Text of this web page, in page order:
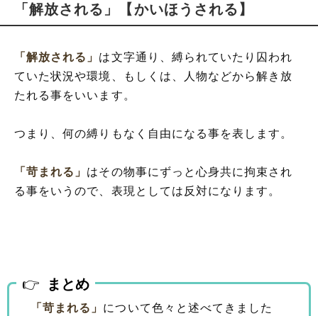
「解放される」【かいほうされる】
「解放される」 は文字通り、縛られていたり囚われ
ていた状況や環境、もしくは、人物などから解き放
たれる事をいいます。
つまり、何の縛りもなく自由になる事を表します。
「苛まれる」 はその物事にずっと心身共に拘束され
る事をいうので、表現としては反対になります。
まとめ
「苛まれる」 について色々と述べてきました